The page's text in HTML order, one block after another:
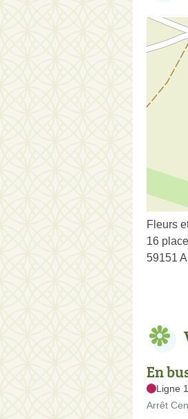
Fleurs
16
59151
En
Ligne
Arrêt